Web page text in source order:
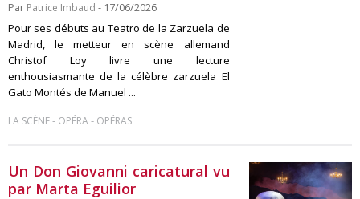
Par Patrice Imbaud - 17/06/2026
Pour ses débuts au Teatro de la Zarzuela de
Madrid, le metteur en scène allemand
Christof Loy livre une lecture
enthousiasmante de la célèbre zarzuela El
Gato Montés de Manuel ...
LA SCÈNE- OPÉRA- OPÉRAS
Un Don Giovanni caricatural vu
par Marta Eguilior